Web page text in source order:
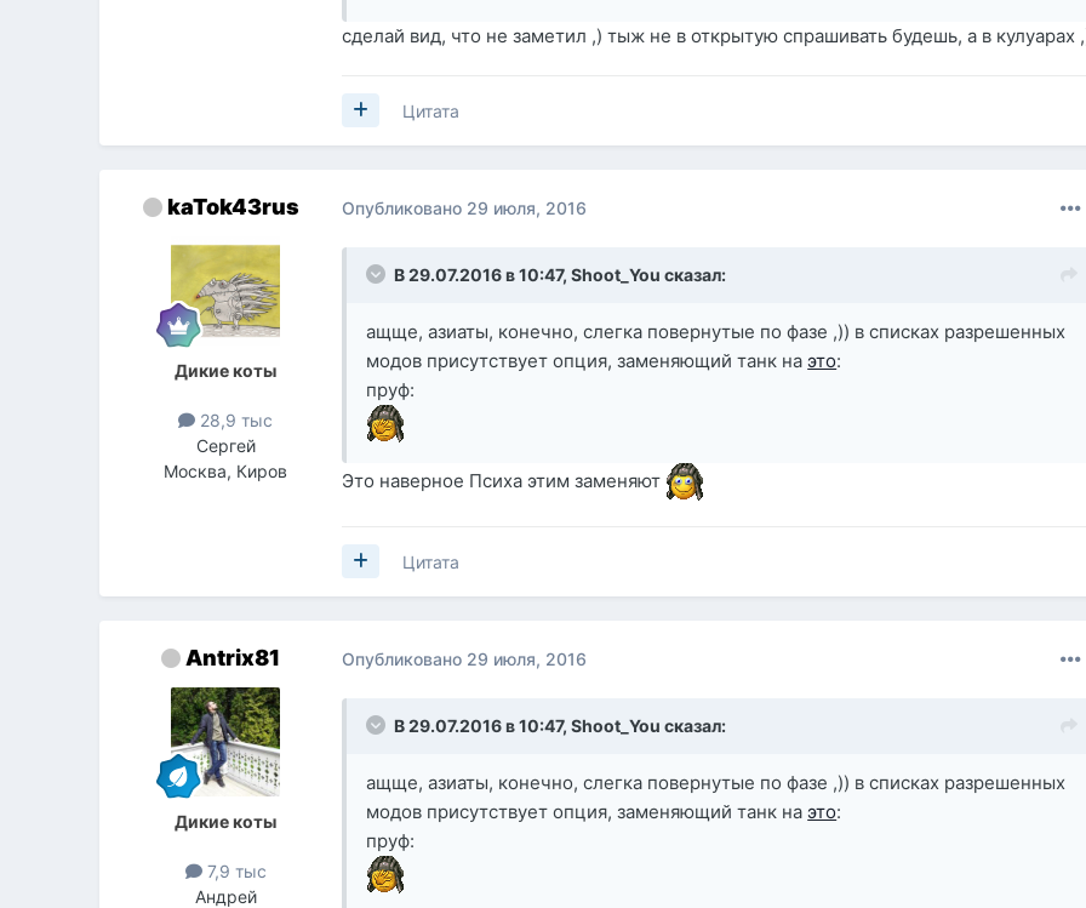
сделай вид, что не заметил ,) тыж не в открытую спрашивать будешь, а в кулуарах
Цитата
kaTok43rus
Дикие коты
28,9 тыс
Сергей
Москва, Киров
Опубликовано 29 июля, 2016
В 29.07.2016 в 10:47,Shoot_You сказал:
ащще, азиаты, конечно, слегка повернутые по фазе ,)) в списках разрешенных
модов присутствует опция, заменяющий танк наэто:
пруф:
Это наверное Психа этим заменяют
Цитата
Antrix81
Дикие коты
7,9 тыс
Андрей
Опубликовано 29 июля, 2016
В 29.07.2016 в 10:47,Shoot_You сказал:
ащще, азиаты, конечно, слегка повернутые по фазе ,)) в списках разрешенных
модов присутствует опция, заменяющий танк наэто:
пруф: